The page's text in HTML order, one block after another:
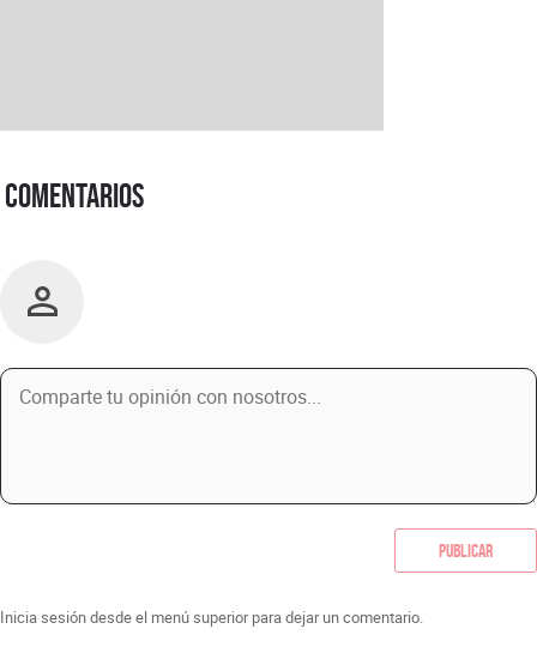
Comentarios
Publicar
Inicia sesión desde el menú superior para dejar un comentario.